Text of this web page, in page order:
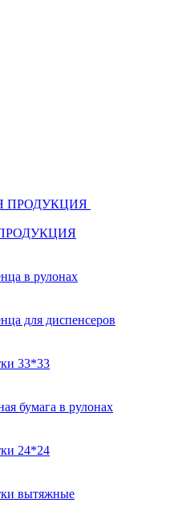
ПРОДУКЦИЯ
в рулонах
для диспенсеров
33*33
бумага в рулонах
24*24
вытяжные